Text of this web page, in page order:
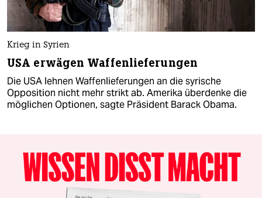
Krieg in Syrien
USA erwägen Waffenlieferungen
Die USA lehnen Waffenlieferungen an die syrische
Opposition nicht mehr strikt ab. Amerika überdenke die
möglichen Optionen, sagte Präsident Barack Obama.